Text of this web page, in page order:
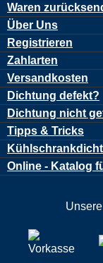
Waren
Über Uns
Registrieren
Zahlarten
Versandkosten
Dichtung defekt?
Dichtung nicht
Tipps & Tricks
Online - Katalog